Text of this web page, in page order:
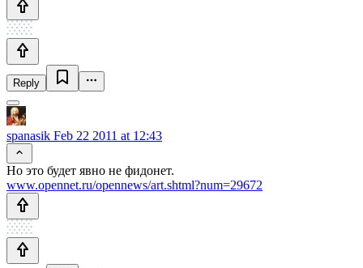
Reply
spanasik Feb 22 2011 at 12:43
Но это будет явно не фидонет.
www.opennet.ru/opennews/art.shtml?num=29672